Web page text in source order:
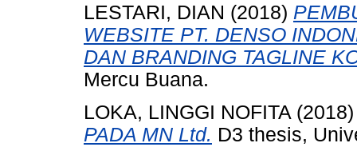
LESTARI, DIAN (2018)
WEBSITE PT. DENSO
DAN BRANDING TAGLINE
Mercu Buana.
LOKA, LINGGI NOFITA
PADA MN Ltd. D3 thesis,